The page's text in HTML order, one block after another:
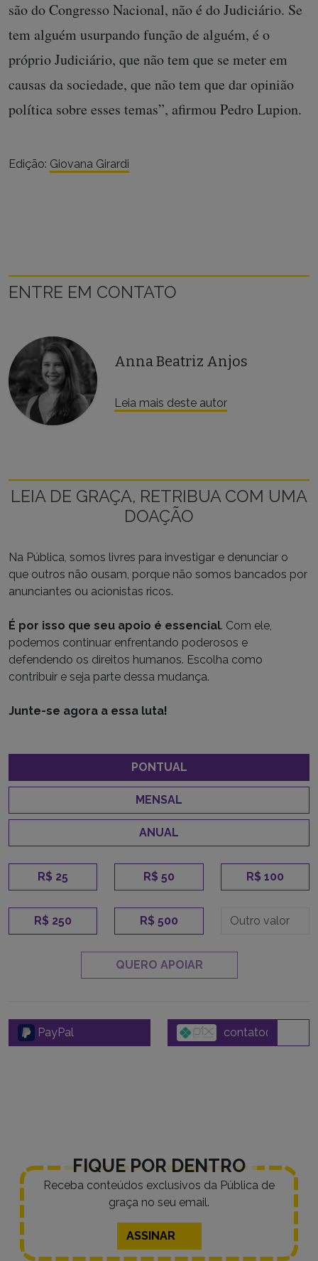
são do Congresso Nacional, não é do Judiciário. Se
tem alguém usurpando função de alguém, é o
próprio Judiciário, que não tem que se meter em
causas da sociedade, que não tem que dar opinião
política sobre esses temas”, afirmou Pedro Lupion.
Edição: Giovana Girardi
ENTRE EM CONTATO
Anna Beatriz Anjos
Leia mais deste autor
LEIA DE GRAÇA, RETRIBUA COM UMA
DOAÇÃO
Na Pública, somos livres para investigar e denunciar o
que outros não ousam, porque não somos bancados por
anunciantes ou acionistas ricos.
É por isso que seu apoio é essencial. Com ele,
podemos continuar enfrentando poderosos e
defendendo os direitos humanos. Escolha como
contribuir e seja parte dessa mudança.
Junte-se agora a essa luta!
PONTUAL
MENSAL
ANUAL
R$ 25 R$ 50 R$ 100
R$ 250 R$ 500
QUERO APOIAR
PayPal
FIQUE POR DENTRO
Receba conteúdos exclusivos da Pública de
graça no seu email.
ASSINAR